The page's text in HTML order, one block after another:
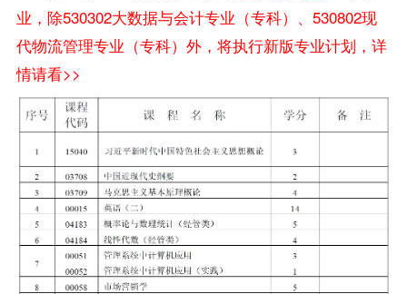
业，除530302大数据与会计专业（专科）、530802现
代物流管理专业（专科）外，将执行新版专业计划，详
情请看>>